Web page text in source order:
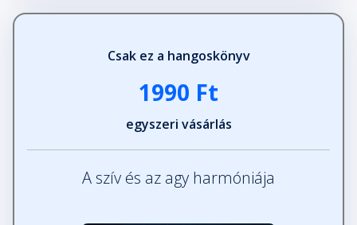
Csak ez a hangoskönyv
1990 Ft
egyszeri vásárlás
A szív és az agy harmóniája